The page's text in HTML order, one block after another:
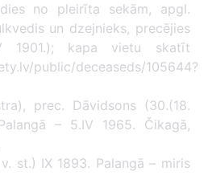
no pleirīta sekām, apgl.
un dzejnieks, precējies
1901.); kapa vietu skatīt
public/deceaseds/105644?
prec. Dāvidsons (30.(18.
– 5.IV 1965. Čikagā,
st.) IX 1893. Palangā – miris